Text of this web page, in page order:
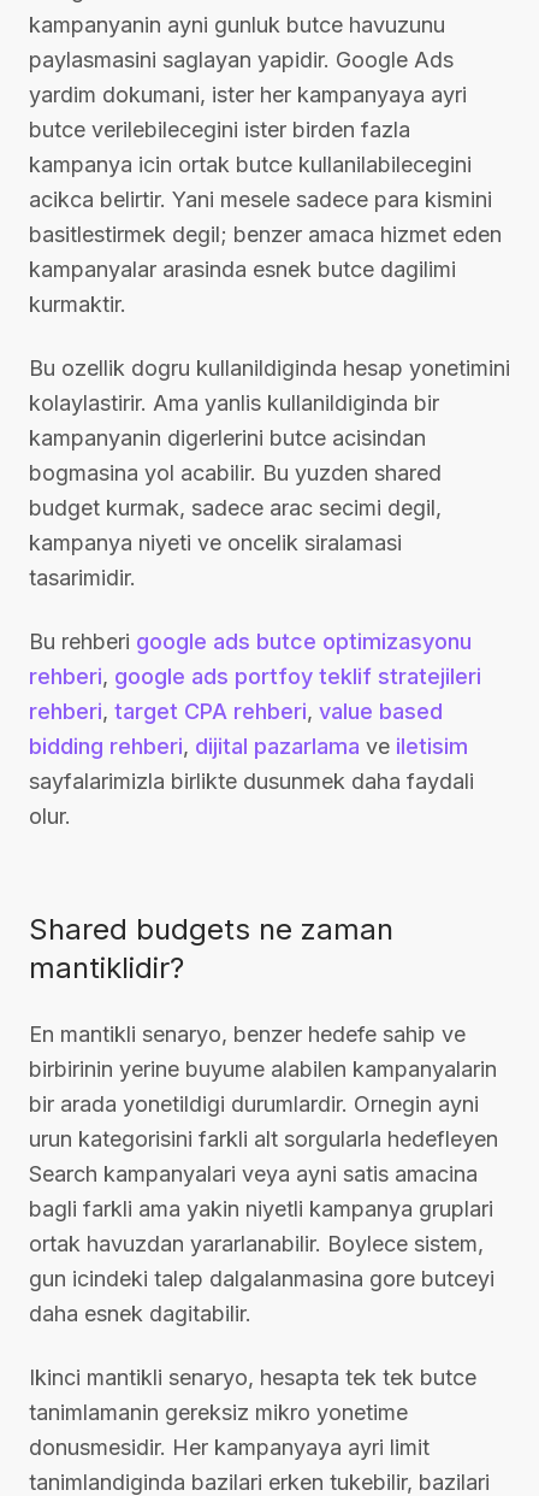
kampanyanin ayni gunluk butce havuzunu
paylasmasini saglayan yapidir. Google Ads
yardim dokumani, ister her kampanyaya ayri
butce verilebilecegini ister birden fazla
kampanya icin ortak butce kullanilabilecegini
acikca belirtir. Yani mesele sadece para kismini
basitlestirmek degil; benzer amaca hizmet eden
kampanyalar arasinda esnek butce dagilimi
kurmaktir.
Bu ozellik dogru kullanildiginda hesap yonetimini
kolaylastirir. Ama yanlis kullanildiginda bir
kampanyanin digerlerini butce acisindan
bogmasina yol acabilir. Bu yuzden shared
budget kurmak, sadece arac secimi degil,
kampanya niyeti ve oncelik siralamasi
tasarimidir.
Bu rehberi google ads butce optimizasyonu
rehberi, google ads portfoy teklif stratejileri
rehberi, target CPA rehberi, value based
bidding rehberi, dijital pazarlama ve iletisim
sayfalarimizla birlikte dusunmek daha faydali
olur.
Shared budgets ne zaman
mantiklidir?
En mantikli senaryo, benzer hedefe sahip ve
birbirinin yerine buyume alabilen kampanyalarin
bir arada yonetildigi durumlardir. Ornegin ayni
urun kategorisini farkli alt sorgularla hedefleyen
Search kampanyalari veya ayni satis amacina
bagli farkli ama yakin niyetli kampanya gruplari
ortak havuzdan yararlanabilir. Boylece sistem,
gun icindeki talep dalgalanmasina gore butceyi
daha esnek dagitabilir.
Ikinci mantikli senaryo, hesapta tek tek butce
tanimlamanin gereksiz mikro yonetime
donusmesidir. Her kampanyaya ayri limit
tanimlandiginda bazilari erken tukebilir, bazilari